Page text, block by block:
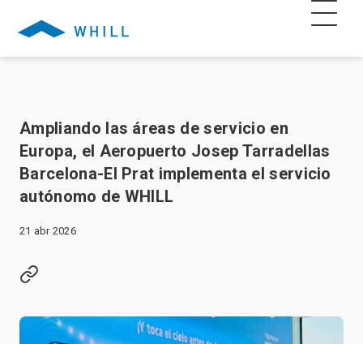
Ampliando las áreas de servicio en
Europa, el Aeropuerto Josep Tarradellas
Barcelona-El Prat implementa el servicio
autónomo de WHILL
21 abr 2026